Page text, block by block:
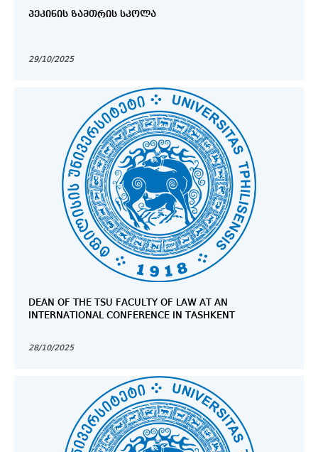
ᲞᲔᲙᲘᲜᲘᲡ ᲖᲐᲛᲗᲠᲘᲡ ᲡᲙᲝᲚᲐ
29/10/2025
DEAN OF THE TSU FACULTY OF LAW AT AN
INTERNATIONAL CONFERENCE IN TASHKENT
28/10/2025